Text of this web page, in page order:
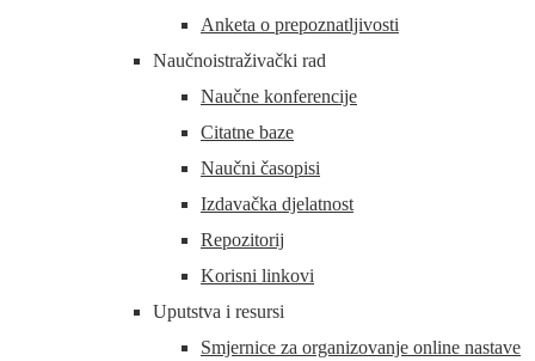
Anketa o prepoznatljivosti
Naučnoistraživački rad
Naučne konferencije
Citatne baze
Naučni časopisi
Izdavačka djelatnost
Repozitorij
Korisni linkovi
Uputstva i resursi
Smjernice za organizovanje online nastave